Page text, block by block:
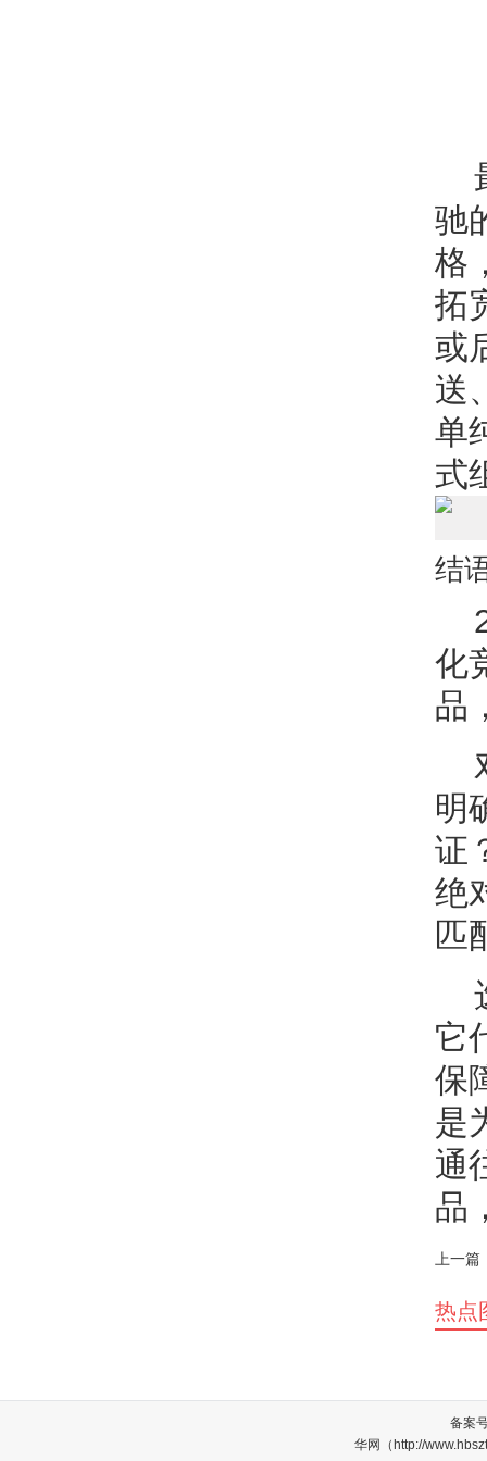
驰
格
拓
或
送
单
式
结
化
品
明
证
绝
匹
它
保
是
通
品
上一篇
热点
备案
华网（http://